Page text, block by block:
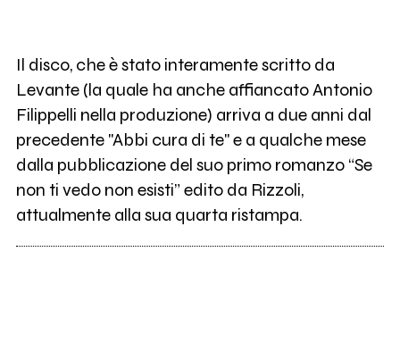
Il disco, che è stato interamente scritto da
Levante (la quale ha anche affiancato Antonio
Filippelli nella produzione) arriva a due anni dal
precedente "Abbi cura di te" e a qualche mese
dalla pubblicazione del suo primo romanzo “Se
non ti vedo non esisti” edito da Rizzoli,
attualmente alla sua quarta ristampa.